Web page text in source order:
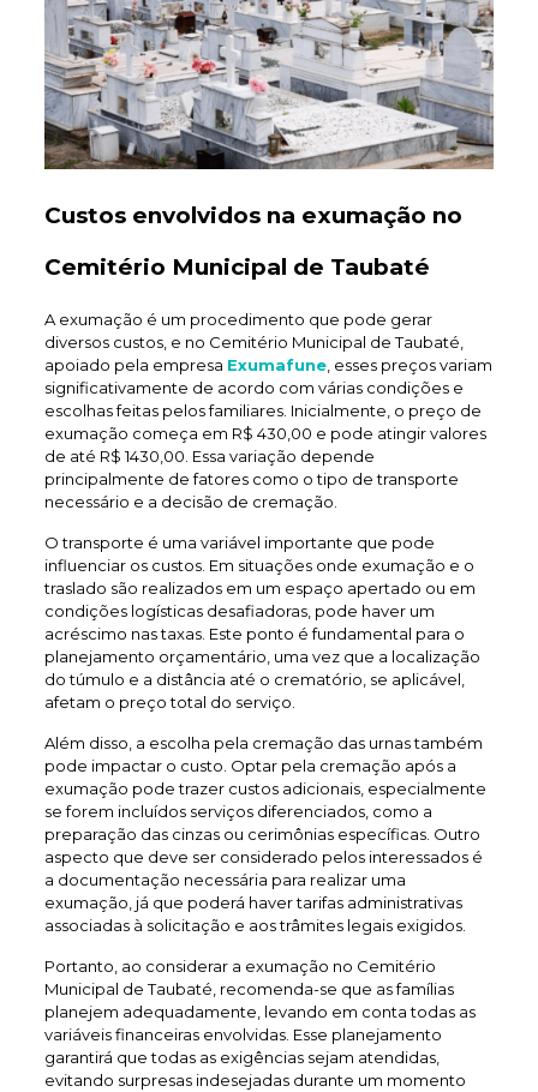
Custos envolvidos na exumação no
Cemitério Municipal de Taubaté
A exumação é um procedimento que pode gerar
diversos custos, e no Cemitério Municipal de Taubaté,
apoiado pela empresa Exumafune, esses preços variam
significativamente de acordo com várias condições e
escolhas feitas pelos familiares. Inicialmente, o preço de
exumação começa em R$ 430,00 e pode atingir valores
de até R$ 1430,00. Essa variação depende
principalmente de fatores como o tipo de transporte
necessário e a decisão de cremação.
O transporte é uma variável importante que pode
influenciar os custos. Em situações onde exumação e o
traslado são realizados em um espaço apertado ou em
condições logísticas desafiadoras, pode haver um
acréscimo nas taxas. Este ponto é fundamental para o
planejamento orçamentário, uma vez que a localização
do túmulo e a distância até o crematório, se aplicável,
afetam o preço total do serviço.
Além disso, a escolha pela cremação das urnas também
pode impactar o custo. Optar pela cremação após a
exumação pode trazer custos adicionais, especialmente
se forem incluídos serviços diferenciados, como a
preparação das cinzas ou cerimônias específicas. Outro
aspecto que deve ser considerado pelos interessados é
a documentação necessária para realizar uma
exumação, já que poderá haver tarifas administrativas
associadas à solicitação e aos trâmites legais exigidos.
Portanto, ao considerar a exumação no Cemitério
Municipal de Taubaté, recomenda-se que as famílias
planejem adequadamente, levando em conta todas as
variáveis financeiras envolvidas. Esse planejamento
garantirá que todas as exigências sejam atendidas,
evitando surpresas indesejadas durante um momento